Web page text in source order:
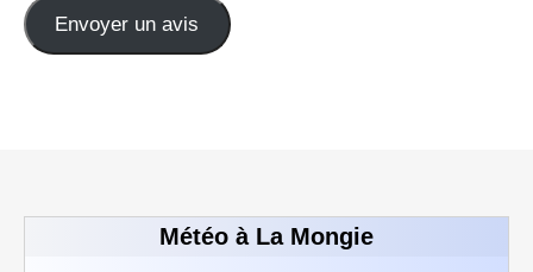
Envoyer un avis
Météo à La Mongie